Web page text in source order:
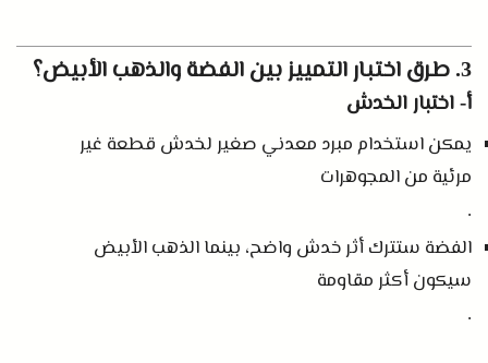
3. طرق اختبار التمييز بين الفضة والذهب الأبيض؟
أ- اختبار الخدش
يمكن استخدام مبرد معدني صغير لخدش قطعة غير
مرئية من المجوهرات
.
الفضة ستترك أثر خدش واضح، بينما الذهب الأبيض
سيكون أكثر مقاومة
.